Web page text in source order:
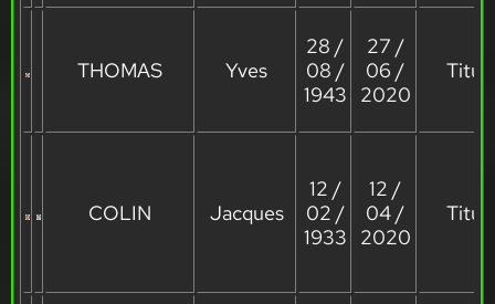
THOMAS Yves
28 /
08 /
1943
27 /
06 /
2020
COLIN Jacques
12 /
02 /
1933
12 /
04 /
2020